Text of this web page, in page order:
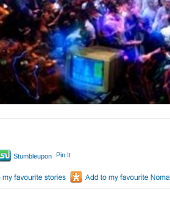
Stumbleupon Pin It